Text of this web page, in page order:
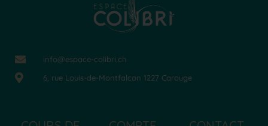
info@espace-colibri.ch
6, rue Louis-de-Montfalcon 1227 Carouge